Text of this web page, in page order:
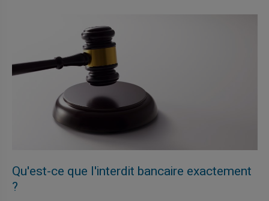
Qu'est-ce que l'interdit bancaire exactement
?